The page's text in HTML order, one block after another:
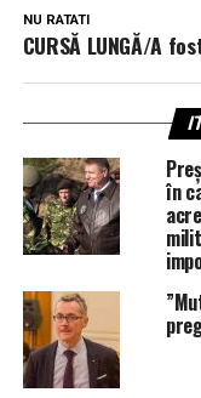
NU RATATI
CURSĂ LUNGĂ/A
în